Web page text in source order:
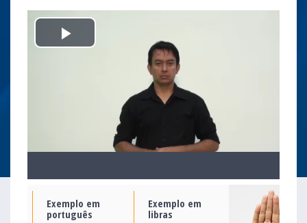
Play
Exemplo em
português
Exemplo em
libras